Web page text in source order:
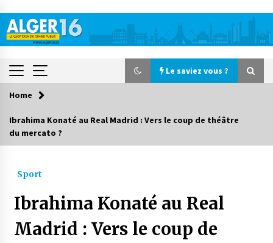
content
Le saviez vous ?
Le saviez vous ?
Début des camps d’été pour un deuxième
groupe d’enfants autistes
Home
Ibrahima Konaté au Real Madrid : Vers le coup de théâtre
du mercato ?
Sport
Ibrahima Konaté au Real
Madrid : Vers le coup de